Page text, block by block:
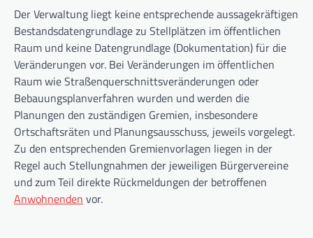
Der Verwaltung liegt keine entsprechende aussagekräftigen
Bestandsdatengrundlage zu Stellplätzen im öffentlichen
Raum und keine Datengrundlage (Dokumentation) für die
Veränderungen vor. Bei Veränderungen im öffentlichen
Raum wie Straßenquerschnittsveränderungen oder
Bebauungsplanverfahren wurden und werden die
Planungen den zuständigen Gremien, insbesondere
Ortschaftsräten und Planungsausschuss, jeweils vorgelegt.
Zu den entsprechenden Gremienvorlagen liegen in der
Regel auch Stellungnahmen der jeweiligen Bürgervereine
und zum Teil direkte Rückmeldungen der betroffenen
Anwohnenden vor.